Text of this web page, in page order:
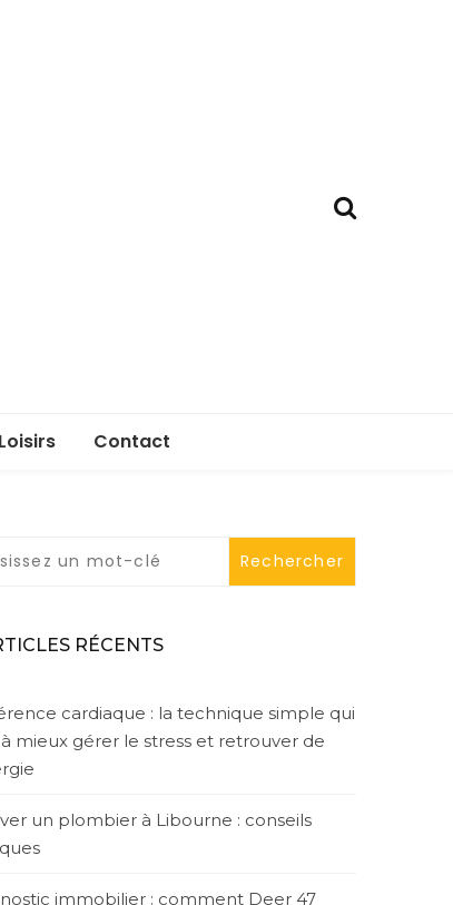
Loisirs Contact
RÉCENTS
cardiaque : la technique simple qui
mieux gérer le stress et retrouver de
un plombier à Libourne : conseils
immobilier : comment Deer 47